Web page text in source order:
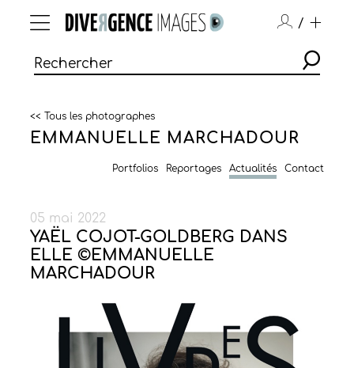
/
<< Tous les photographes
EMMANUELLE MARCHADOUR
Portfolios Reportages Actualités Contact
05 mai 2022
YAËL COJOT-GOLDBERG DANS
ELLE ©EMMANUELLE
MARCHADOUR